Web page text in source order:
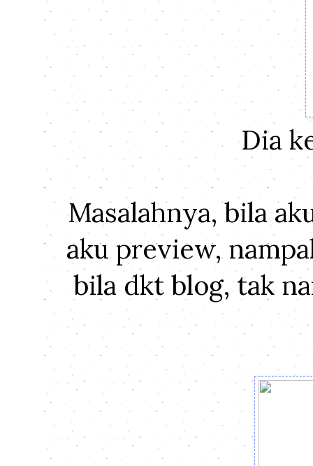
Dia
Masalahnya, bila
aku preview,
bila dkt blog, tak